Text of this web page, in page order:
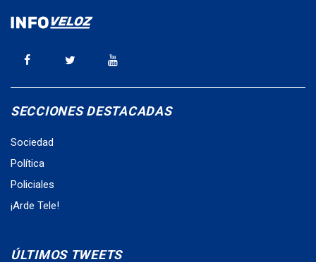
SECCIONES DESTACADAS
Sociedad
Política
Policiales
¡Arde Tele!
ÚLTIMOS TWEETS